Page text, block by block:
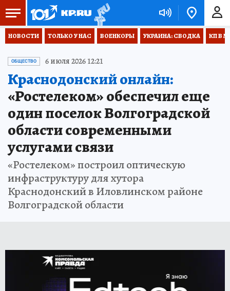
НОВОСТИ ТОЛЬКО У НАС ВОЕНКОРЫ УКРАИНА: СВОДКА КП В
ОБЩЕСТВО 6 июля 2026 12:21
Краснодонский онлайн:
«Ростелеком» обеспечил еще
один поселок Волгоградской
области современными
услугами связи
«Ростелеком» построил оптическую
инфраструктуру для хутора
Краснодонский в Иловлинском районе
Волгоградской области